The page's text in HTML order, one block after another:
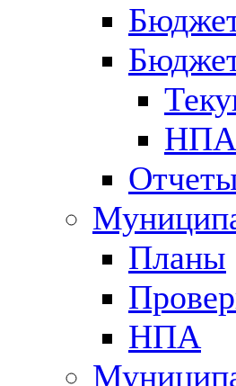
НПА
Планы
НПА